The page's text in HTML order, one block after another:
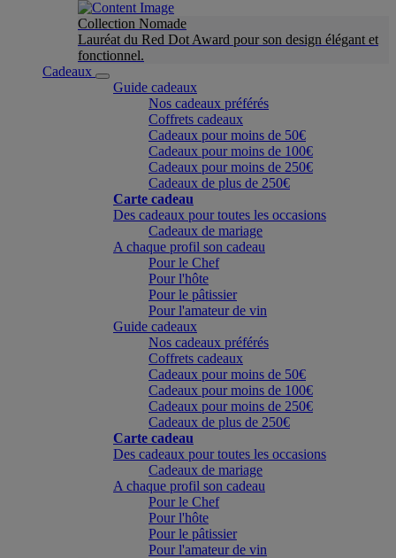
Collection Nomade
Lauréat du Red Dot Award pour son design élégant et
fonctionnel.
Cadeaux
Guide cadeaux
Nos cadeaux préférés
Coffrets cadeaux
Cadeaux pour moins de 50€
Cadeaux pour moins de 100€
Cadeaux pour moins de 250€
Cadeaux de plus de 250€
Carte cadeau
Des cadeaux pour toutes les occasions
Cadeaux de mariage
A chaque profil son cadeau
Pour le Chef
Pour l'hôte
Pour le pâtissier
Pour l'amateur de vin
Guide cadeaux
Nos cadeaux préférés
Coffrets cadeaux
Cadeaux pour moins de 50€
Cadeaux pour moins de 100€
Cadeaux pour moins de 250€
Cadeaux de plus de 250€
Carte cadeau
Des cadeaux pour toutes les occasions
Cadeaux de mariage
A chaque profil son cadeau
Pour le Chef
Pour l'hôte
Pour le pâtissier
Pour l'amateur de vin